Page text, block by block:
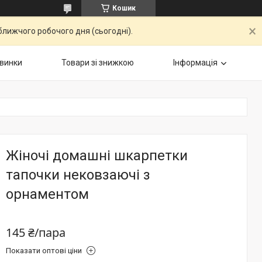
Кошик
робочого дня (сьогодні).
Товари зі знижкою Інформація
Жіночі домашні шкарпетки
тапочки нековзаючі з
орнаментом
145 ₴/пара
Показати оптові ціни